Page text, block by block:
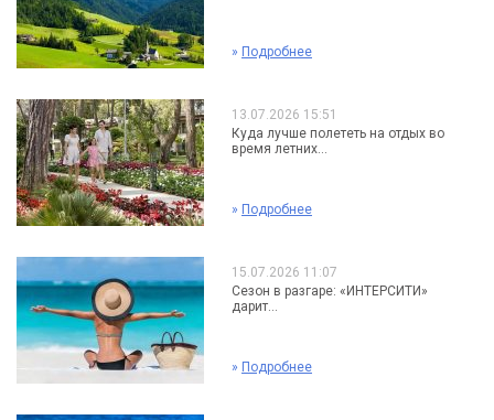
» Подробнее
13.07.2026 15:51
Куда лучше полететь на отдых во
время летних...
» Подробнее
15.07.2026 11:07
Сезон в разгаре: «ИНТЕРСИТИ»
дарит...
» Подробнее